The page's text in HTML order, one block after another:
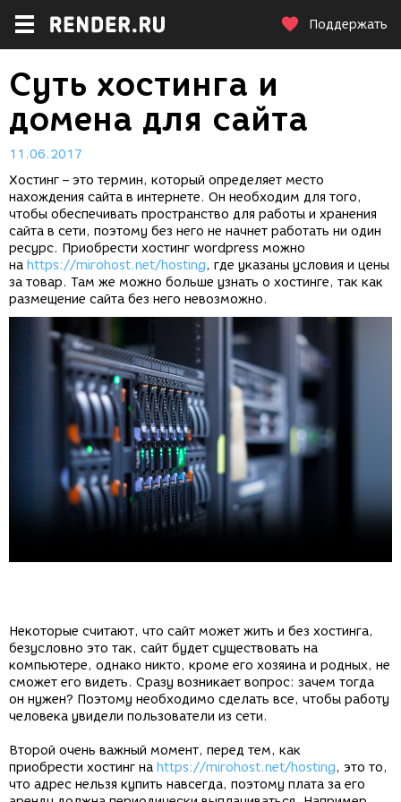
Поддержать
Суть хостинга и
домена для сайта
11.06.2017
Хостинг – это термин, который определяет место
нахождения сайта в интернете. Он необходим для того,
чтобы обеспечивать пространство для работы и хранения
сайта в сети, поэтому без него не начнет работать ни один
ресурс. Приобрести хостинг wordpress можно
на https://mirohost.net/hosting, где указаны условия и цены
за товар. Там же можно больше узнать о хостинге, так как
размещение сайта без него невозможно.
Некоторые считают, что сайт может жить и без хостинга,
безусловно это так, сайт будет существовать на
компьютере, однако никто, кроме его хозяина и родных, не
сможет его видеть. Сразу возникает вопрос: зачем тогда
он нужен? Поэтому необходимо сделать все, чтобы работу
человека увидели пользователи из сети.
Второй очень важный момент, перед тем, как
приобрести хостинг на https://mirohost.net/hosting, это то,
что адрес нельзя купить навсегда, поэтому плата за его